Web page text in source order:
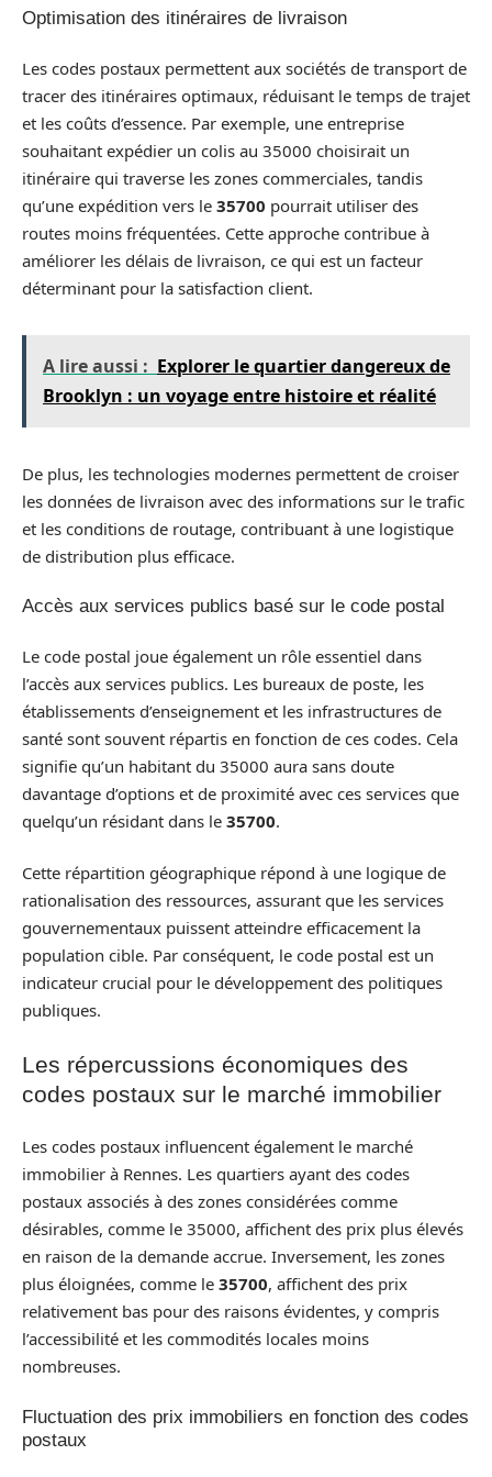
Optimisation des itinéraires de livraison
Les codes postaux permettent aux sociétés de transport de
tracer des itinéraires optimaux, réduisant le temps de trajet
et les coûts d’essence. Par exemple, une entreprise
souhaitant expédier un colis au 35000 choisirait un
itinéraire qui traverse les zones commerciales, tandis
qu’une expédition vers le 35700 pourrait utiliser des
routes moins fréquentées. Cette approche contribue à
améliorer les délais de livraison, ce qui est un facteur
déterminant pour la satisfaction client.
A lire aussi : Explorer le quartier dangereux de
Brooklyn : un voyage entre histoire et réalité
De plus, les technologies modernes permettent de croiser
les données de livraison avec des informations sur le trafic
et les conditions de routage, contribuant à une logistique
de distribution plus efficace.
Accès aux services publics basé sur le code postal
Le code postal joue également un rôle essentiel dans
l’accès aux services publics. Les bureaux de poste, les
établissements d’enseignement et les infrastructures de
santé sont souvent répartis en fonction de ces codes. Cela
signifie qu’un habitant du 35000 aura sans doute
davantage d’options et de proximité avec ces services que
quelqu’un résidant dans le 35700.
Cette répartition géographique répond à une logique de
rationalisation des ressources, assurant que les services
gouvernementaux puissent atteindre efficacement la
population cible. Par conséquent, le code postal est un
indicateur crucial pour le développement des politiques
publiques.
Les répercussions économiques des
codes postaux sur le marché immobilier
Les codes postaux influencent également le marché
immobilier à Rennes. Les quartiers ayant des codes
postaux associés à des zones considérées comme
désirables, comme le 35000, affichent des prix plus élevés
en raison de la demande accrue. Inversement, les zones
plus éloignées, comme le 35700, affichent des prix
relativement bas pour des raisons évidentes, y compris
l’accessibilité et les commodités locales moins
nombreuses.
Fluctuation des prix immobiliers en fonction des codes
postaux